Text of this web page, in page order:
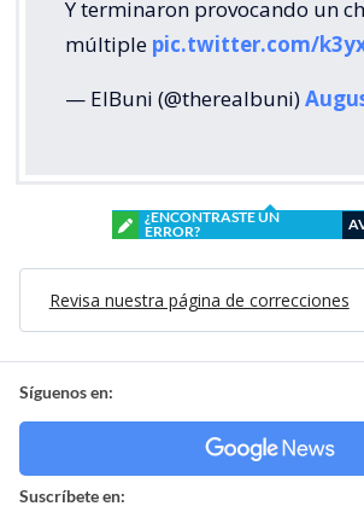
Y terminaron provocando un
múltiple pic.twitter.com/
— ElBuni (@therealbuni)
¿ENCONTRASTE UN
ERROR?
Revisa nuestra página de correcciones
Síguenos en:
Suscríbete en: